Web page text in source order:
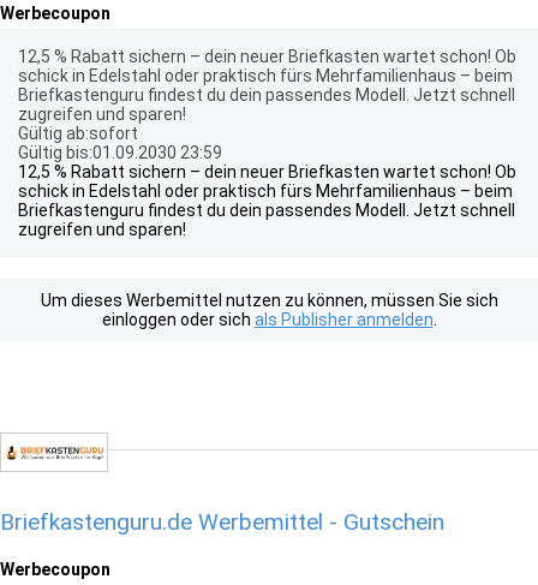
Werbecoupon
12,5 % Rabatt sichern – dein neuer Briefkasten wartet schon! Ob
schick in Edelstahl oder praktisch fürs Mehrfamilienhaus – beim
Briefkastenguru findest du dein passendes Modell. Jetzt schnell
zugreifen und sparen!
Gültig ab:sofort
Gültig bis:01.09.2030 23:59
12,5 % Rabatt sichern – dein neuer Briefkasten wartet schon! Ob
schick in Edelstahl oder praktisch fürs Mehrfamilienhaus – beim
Briefkastenguru findest du dein passendes Modell. Jetzt schnell
zugreifen und sparen!
Um dieses Werbemittel nutzen zu können, müssen Sie sich
einloggen oder sich als Publisher anmelden
Briefkastenguru.de Werbemittel - Gutschein
Werbecoupon